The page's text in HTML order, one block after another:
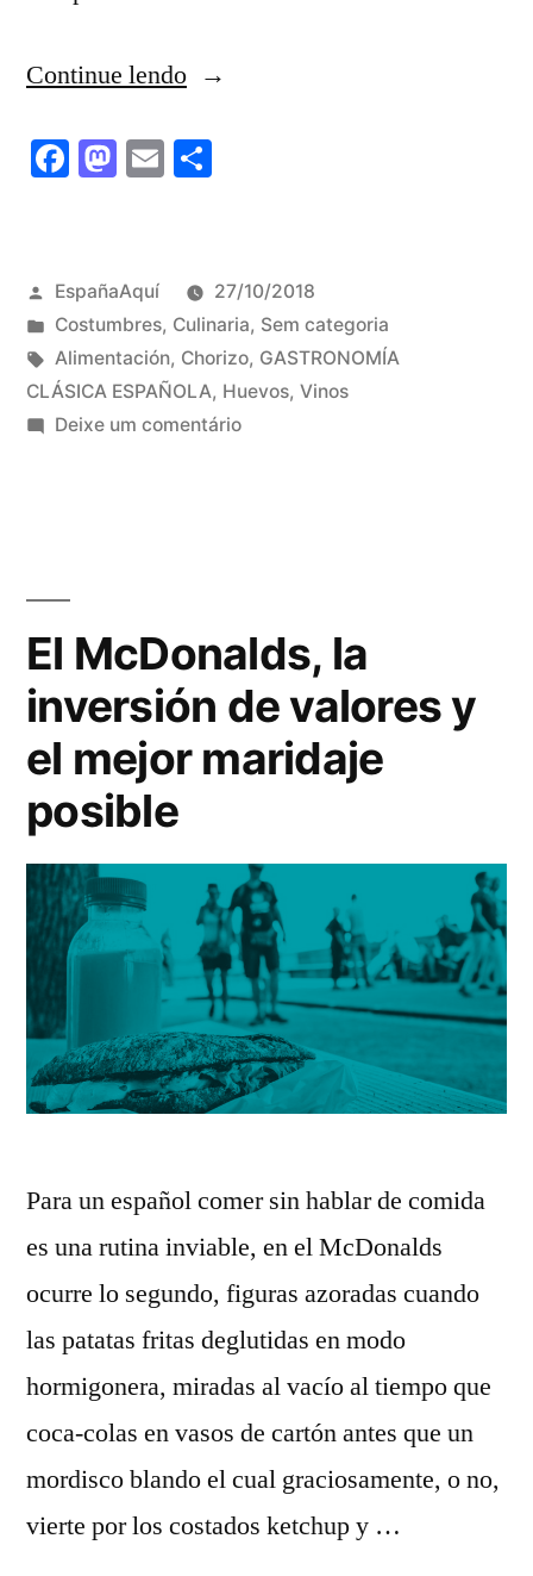
Continue lendo“Cuestión
huevos,
Facebook
Mastodon
Email
Publicado
por
EspañaAquí
27/10/2018
Publicado
em
Costumbres, Culinaria, Sem categoria
Tags:
Alimentación, Chorizo, GASTRONOMÍA
CLÁSICA ESPAÑOLA, Huevos, Vinos
Deixe um comentárioem
El McDonalds, la
inversión de valores y
el mejor maridaje
posible
Para un español comer sin hablar de comida
es una rutina inviable, en el McDonalds
ocurre lo segundo, figuras azoradas cuando
las patatas fritas deglutidas en modo
hormigonera, miradas al vacío al tiempo que
coca-colas en vasos de cartón antes que un
mordisco blando el cual graciosamente, o no,
vierte por los costados ketchup y …